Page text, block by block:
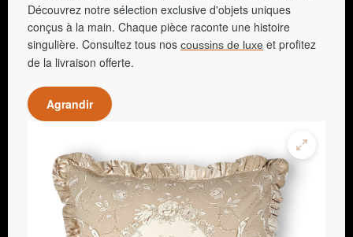
Découvrez notre sélection exclusive d'objets uniques
conçus à la main. Chaque pièce raconte une histoire
singulière. Consultez tous nos coussins de luxe et profitez
de la livraison offerte.
Agrandir